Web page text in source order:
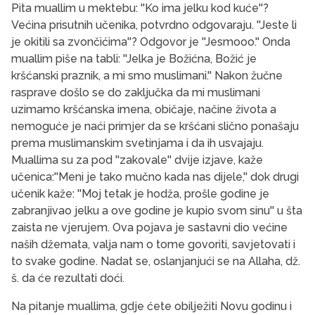
Pita muallim u mektebu: ''Ko ima jelku kod kuće''?
Većina prisutnih učenika, potvrdno odgovaraju. ''Jeste li
je okitili sa zvončićima''? Odgovor je ''Jesmooo.'' Onda
muallim piše na tabli: ''Jelka je Božićna, Božić je
kršćanski praznik, a mi smo muslimani.'' Nakon žučne
rasprave došlo se do zaključka da mi muslimani
uzimamo kršćanska imena, običaje, načine života a
nemoguće je naći primjer da se kršćani slično ponašaju
prema muslimanskim svetinjama i da ih usvajaju.
Muallima su za pod ''zakovale'' dvije izjave, kaže
učenica:''Meni je tako mučno kada nas dijele,'' dok drugi
učenik kaže: ''Moj tetak je hodža, prošle godine je
zabranjivao jelku a ove godine je kupio svom sinu'' u šta
zaista ne vjerujem. Ova pojava je sastavni dio većine
naših džemata, valja nam o tome govoriti, savjetovati i
to svake godine. Nadat se, oslanjanjući se na Allaha, dž.
š. da će rezultati doći.
Na pitanje muallima, gdje ćete obilježiti Novu godinu i